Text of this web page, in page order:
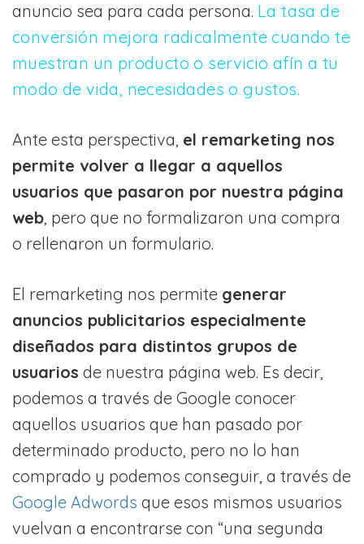
anuncio sea para cada persona. La tasa de
conversión mejora radicalmente cuando te
muestran un producto o servicio afín a tu
modo de vida, necesidades o gustos.
Ante esta perspectiva, el remarketing nos
permite volver a llegar a aquellos
usuarios que pasaron por nuestra página
web, pero que no formalizaron una compra
o rellenaron un formulario.
El remarketing nos permite generar
anuncios publicitarios especialmente
diseñados para distintos grupos de
usuarios de nuestra página web. Es decir,
podemos a través de Google conocer
aquellos usuarios que han pasado por
determinado producto, pero no lo han
comprado y podemos conseguir, a través de
Google Adwords que esos mismos usuarios
vuelvan a encontrarse con “una segunda